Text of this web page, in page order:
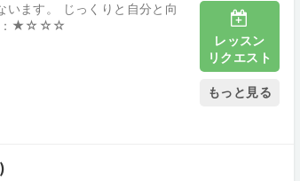
います。 じっくりと自分と向
度：★☆☆☆
レッスン
リクエスト
もっと見る